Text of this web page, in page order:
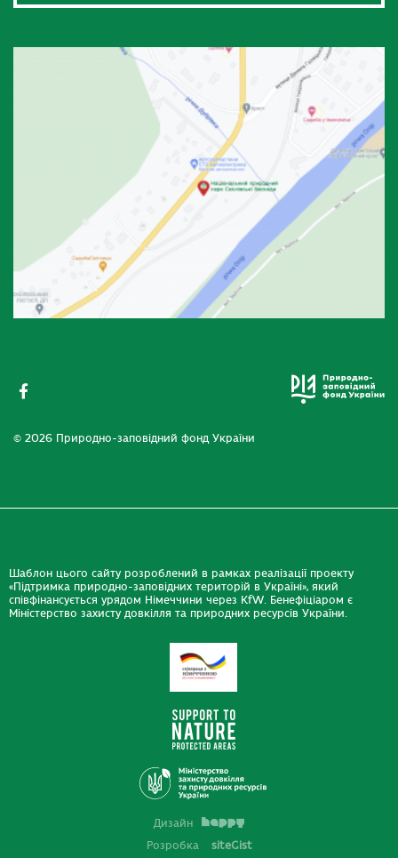
© 2026 Природно-заповідний фонд України
Шаблон цього сайту розроблений в рамках реалізації проекту
«Підтримка природно-заповідних територій в Україні», який
співфінансується урядом Німеччини через KfW. Бенефіціаром є
Міністерство захисту довкілля та природних ресурсів України.
Дизайн
Розробка
siteGist